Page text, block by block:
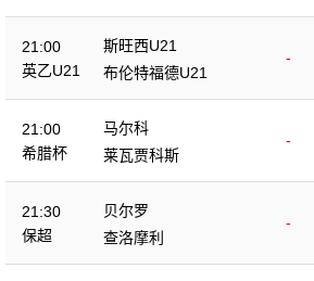
21:00
英乙U21
斯旺西U21
-
布伦特福德U21
21:00
希腊杯
马尔科
-
莱瓦贾科斯
21:30
保超
贝尔罗
-
查洛摩利